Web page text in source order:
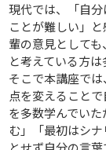
現代では、「自
ことが難しい」
輩の意見としても
と考えている方は
そこで本講座で
点を変えること
を多数学んでい
む」「最初はシ